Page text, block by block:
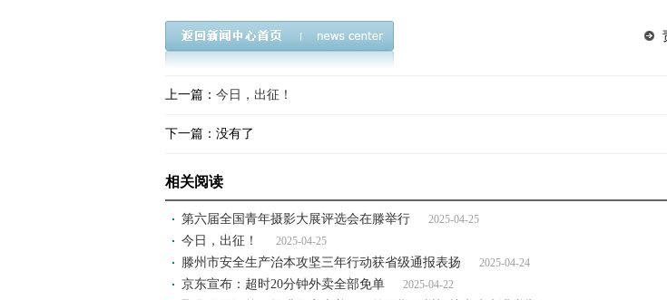
上一篇： 今日，出征！
下一篇：没有了
相关阅读
第六届全国青年摄影大展评选会在滕举行 2025-04-25
今日，出征！ 2025-04-25
滕州市安全生产治本攻坚三年行动获省级通报表扬 2025-04-24
京东宣布：超时20分钟外卖全部免单 2025-04-22